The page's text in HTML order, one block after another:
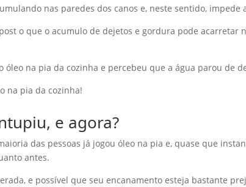
nas paredes dos canos e, neste sentido, impede
o que o acumulo de dejetos e gordura pode acarretar
óleo na pia da cozinha e percebeu que a água parou de
na pia da cozinha!
e agora?
das pessoas já jogou óleo na pia e, quase que
antes.
e possível que seu encanamento esteja bastante